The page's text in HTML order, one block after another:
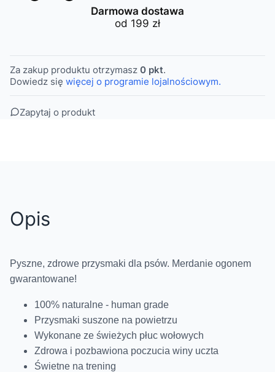
Darmowa dostawa
od 199 zł
Za zakup produktu otrzymasz 0 pkt.
Dowiedz się więcej o programie lojalnościowym.
Zapytaj o produkt
Opis
Pyszne, zdrowe przysmaki dla psów. Merdanie ogonem
gwarantowane!
100% naturalne - human grade
Przysmaki suszone na powietrzu
Wykonane ze świeżych płuc wołowych
Zdrowa i pozbawiona poczucia winy uczta
Świetne na trening